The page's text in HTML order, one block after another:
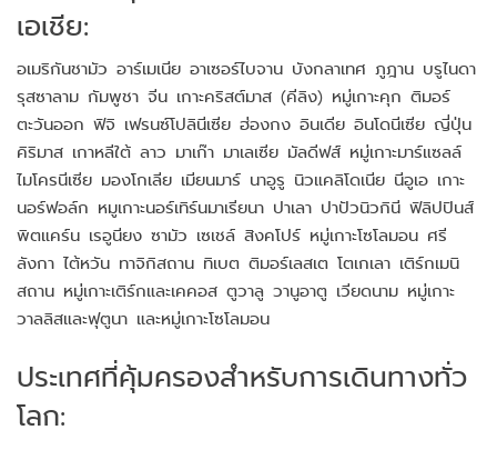
เอเชีย:
อเมริกันชามัว อาร์เมเนีย อาเซอร์ไบจาน บังกลาเทศ ภูฎาน บรูไนดา
รุสซาลาม กัมพูชา จีน เกาะคริสต์มาส (คีลิง) หมู่เกาะคุก ติมอร์
ตะวันออก ฟิจิ เฟรนซ์โปลินีเซีย ฮ่องกง อินเดีย อินโดนีเซีย ญี่ปุ่น
คิริมาส เกาหลีใต้ ลาว มาเก๊า มาเลเซีย มัลดีฟส์ หมู่เกาะมาร์แซลล์
ไมโครนีเซีย มองโกเลีย เมียนมาร์ นาอูรู นิวแคลิโดเนีย นีอูเอ เกาะ
นอร์ฟอล์ก หมูเกาะนอร์เทิร์นมาเรียนา ปาเลา ปาปัวนิวกินี ฟิลิปปินส์
พิตแคร์น เรอูนียง ซามัว เซเชล์ สิงคโปร์ หมู่เกาะโซโลมอน ศรี
ลังกา ไต้หวัน ทาจิกิสถาน ทิเบต ติมอร์เลสเต โตเกเลา เติร์กเมนิ
สถาน หมู่เกาะเติร์กและเคคอส ตูวาลู วานูอาตู เวียดนาม หมู่เกาะ
วาลลิสและฟุตูนา และหมู่เกาะโซโลมอน
ประเทศที่คุ้มครองสำหรับการเดินทางทั่ว
โลก: